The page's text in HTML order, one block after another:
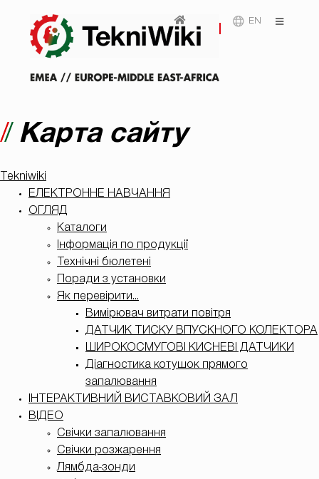
EN
Карта сайту
Tekniwiki
ЕЛЕКТРОННЕ НАВЧАННЯ
ОГЛЯД
Каталоги
Інформація по продукції
Технічні бюлетені
Поради з установки
Як перевірити...
Вимірювач витрати повітря
ДАТЧИК ТИСКУ ВПУСКНОГО КОЛЕКТОРА
ШИРОКОСМУГОВІ КИСНЕВІ ДАТЧИКИ
Діагностика котушок прямого
запалювання
ІНТЕРАКТИВНИЙ ВИСТАВКОВИЙ ЗАЛ
ВІДЕО
Свічки запалювання
Свічки розжарення
Лямбда-зонди